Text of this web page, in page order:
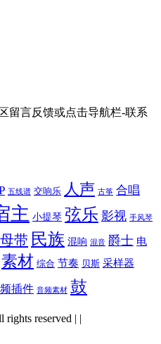
留言反馈或点击导航栏-联系
五线谱 交响乐 人声 古筝 合唱
主 小提琴 弦乐 影视 手风琴
母带 民族 混响 混音 爵士 电
素材 综合 节奏 贝斯 采样器
插件 音频素材 鼓
rights reserved | |